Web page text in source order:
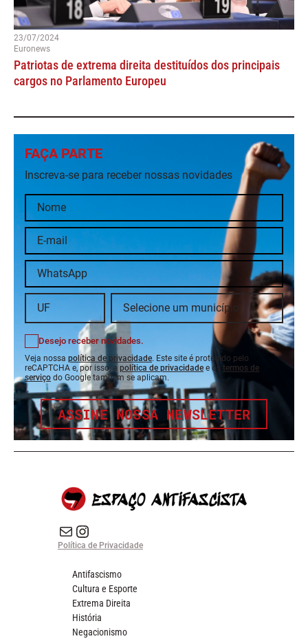
23/07/2024
Euronews
Patriotas de extrema direita destituídos dos principais
cargos no Parlamento Europeu
FAÇA PARTE
Inscreva-se para receber nossas novidades
Desejo receber novidades.
Veja nossa política de privacidade. Este site é protegido pelo
reCAPTCHA e, por isso, a política de privacidade e os termos de
serviço do Google também se aplicam.
ASSINE NOSSA NEWSLETTER
E-mail Instagram do Espaço Antifascista
Política de Privacidade
Antifascismo
Cultura e Esporte
Extrema Direita
História
Negacionismo